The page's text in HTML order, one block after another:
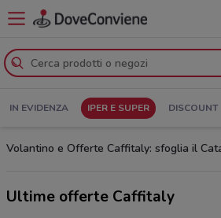
IN EVIDENZA IPER E SUPER DISCOUNT
Volantino e Offerte Caffitaly: sfoglia il
Ultime offerte Caffitaly